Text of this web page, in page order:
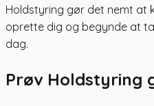
Holdstyring gør det nemt at
oprette dig og begynde at
dag.
Prøv Holdstyring